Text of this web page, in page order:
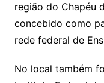
região do Chapéu
concebido como
rede federal de
No local também